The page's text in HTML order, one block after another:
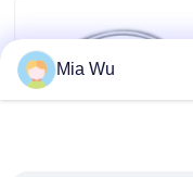
引用を要求しなさ
Mia Wu